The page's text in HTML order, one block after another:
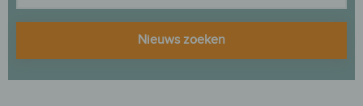
Nieuws zoeken